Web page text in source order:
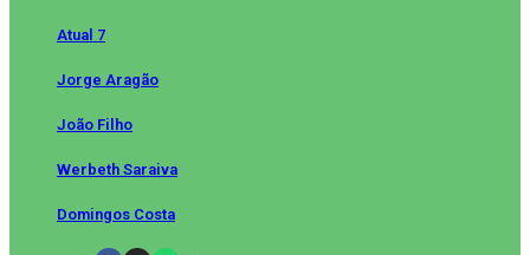
Atual 7
Jorge Aragão
João Filho
Werbeth Saraiva
Domingos Costa